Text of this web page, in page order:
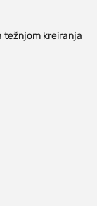
težnjom kreiranja